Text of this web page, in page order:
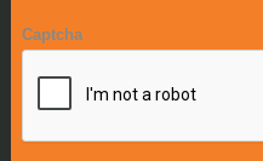
Captcha